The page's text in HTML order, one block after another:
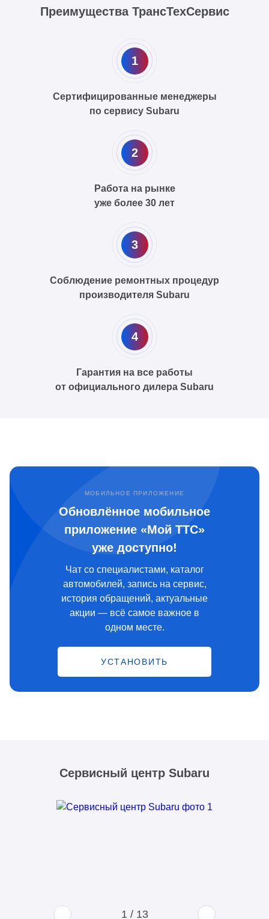
Преимущества ТрансТехСервис
1
Сертифицированные менеджеры
по сервису Subaru
2
Работа на рынке
уже более 30 лет
3
Соблюдение ремонтных процедур
производителя Subaru
4
Гарантия на все работы
от официального дилера Subaru
МОБИЛЬНОЕ ПРИЛОЖЕНИЕ
Обновлённое мобильное
приложение «Мой ТТС»
уже доступно!
Чат со специалистами, каталог
автомобилей, запись на сервис,
история обращений, актуальные
акции — всё самое важное в
одном месте.
УСТАНОВИТЬ
Сервисный центр Subaru
1 / 13